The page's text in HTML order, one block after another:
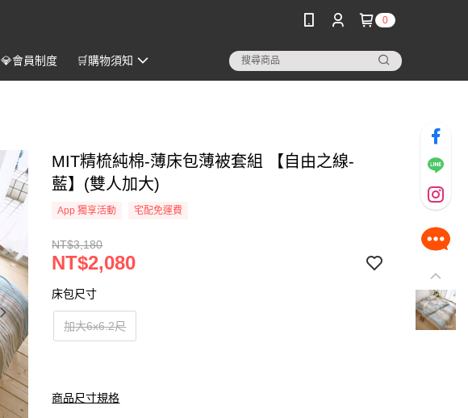
0
💎會員制度 🛒購物須知
MIT精梳純棉-薄床包薄被套組 【自由之線-
藍】(雙人加大)
App 獨享活動 宅配免運費
NT$3,180
NT$2,080
床包尺寸
加大6x6.2尺
商品尺寸規格